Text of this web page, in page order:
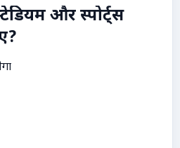
और स्पोर्ट्स